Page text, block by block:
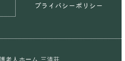
プライバシーポリシー
老人ホーム 三清荘